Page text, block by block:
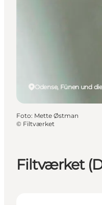
Filtværket
Odense, Fünen und
Foto: Mette Østman
© Filtværket